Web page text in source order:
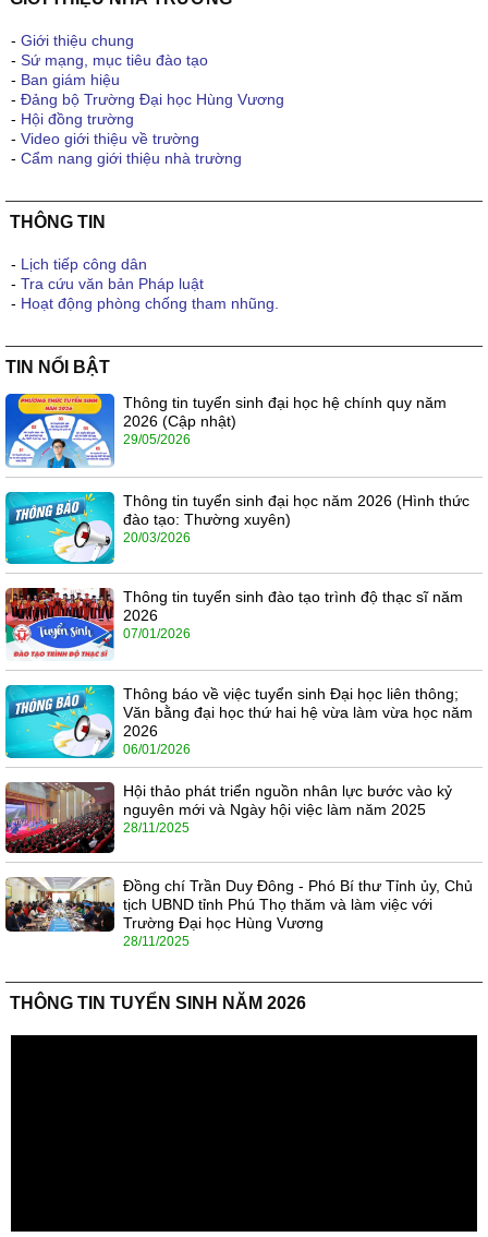
- Giới thiệu chung
- Sứ mạng, mục tiêu đào tạo
- Ban giám hiệu
- Đảng bộ Trường Đại học Hùng Vương
- Hội đồng trường
- Video giới thiệu về trường
- Cẩm nang giới thiệu nhà trường
THÔNG TIN
- Lịch tiếp công dân
- Tra cứu văn bản Pháp luật
- Hoạt động phòng chống tham nhũng.
TIN NỔI BẬT
Thông tin tuyển sinh đại học hệ chính quy năm
2026 (Cập nhật)
29/05/2026
Thông tin tuyển sinh đại học năm 2026 (Hình thức
đào tạo: Thường xuyên)
20/03/2026
Thông tin tuyển sinh đào tạo trình độ thạc sĩ năm
2026
07/01/2026
Thông báo về việc tuyển sinh Đại học liên thông;
Văn bằng đại học thứ hai hệ vừa làm vừa học năm
2026
06/01/2026
Hội thảo phát triển nguồn nhân lực bước vào kỷ
nguyên mới và Ngày hội việc làm năm 2025
28/11/2025
Đồng chí Trần Duy Đông - Phó Bí thư Tỉnh ủy, Chủ
tịch UBND tỉnh Phú Thọ thăm và làm việc với
Trường Đại học Hùng Vương
28/11/2025
THÔNG TIN TUYỂN SINH NĂM 2026